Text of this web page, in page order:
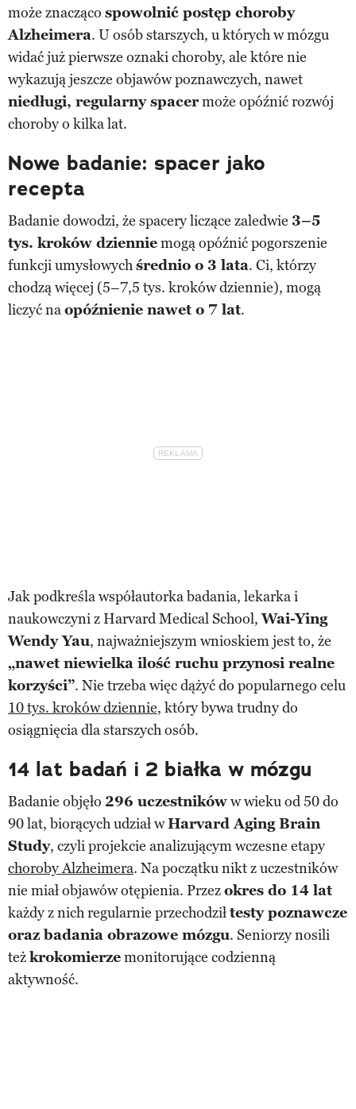
może znacząco spowolnić postęp choroby
Alzheimera. U osób starszych, u których w mózgu
widać już pierwsze oznaki choroby, ale które nie
wykazują jeszcze objawów poznawczych, nawet
niedługi, regularny spacermoże opóźnić rozwój
choroby o kilka lat.
Nowe badanie: spacer jako
recepta
Badanie dowodzi, że spacery liczące zaledwie 3–5
tys. kroków dzienniemogą opóźnić pogorszenie
funkcji umysłowychśrednio o 3 lata. Ci, którzy
chodzą więcej (5–7,5 tys. kroków dziennie), mogą
liczyć naopóźnienie nawet o 7 lat.
Jak podkreśla współautorka badania, lekarka i
naukowczyni z Harvard Medical School,Wai-Ying
Wendy Yau, najważniejszym wnioskiem jest to, że
„nawet niewielka ilość ruchu przynosi realne
korzyści”. Nie trzeba więc dążyć do popularnego celu
10 tys. kroków dziennie, który bywa trudny do
osiągnięcia dla starszych osób.
14 lat badań i 2 białka w mózgu
Badanie objęło 296 uczestnikóww wieku od 50 do
90 lat, biorących udział wHarvard Aging Brain
Study, czyli projekcie analizującym wczesne etapy
choroby Alzheimera. Na początku nikt z uczestników
nie miał objawów otępienia. Przezokres do 14 lat
każdy z nich regularnie przechodziłtesty poznawcze
oraz badania obrazowe mózgu. Seniorzy nosili
teżkrokomierzemonitorujące codzienną
aktywność.